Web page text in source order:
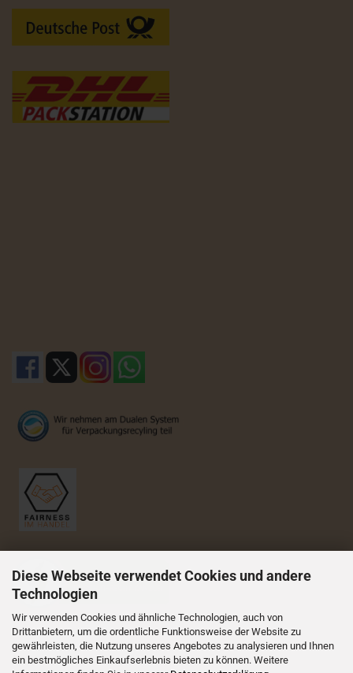
Diese Webseite verwendet Cookies und andere
Technologien
Wir verwenden Cookies und ähnliche Technologien, auch von
Drittanbietern, um die ordentliche Funktionsweise der Website zu
gewährleisten, die Nutzung unseres Angebotes zu analysieren und Ihnen
ein bestmögliches Einkaufserlebnis bieten zu können. Weitere